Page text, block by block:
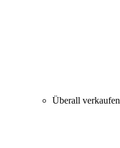
Überall verkaufen